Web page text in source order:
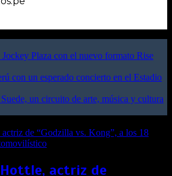
Plaza con el nuevo formato Rise
con un esperado concierto en el Estadio
un circuito de arte, música y cultura
actriz de